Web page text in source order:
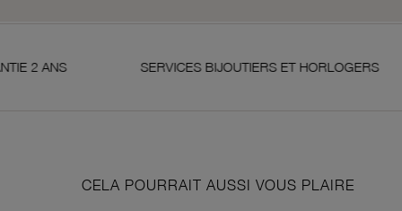
SERVICES BIJOUTIERS ET HORLOGERS
CELA POURRAIT AUSSI VOUS PLAIRE